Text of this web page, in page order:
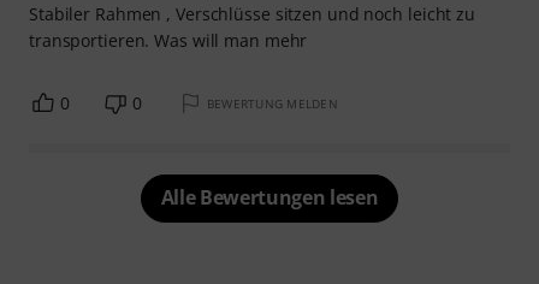
Stabiler Rahmen , Verschlüsse sitzen und noch leicht zu
transportieren. Was will man mehr
0 0 BEWERTUNG MELDEN
Alle Bewertungen lesen